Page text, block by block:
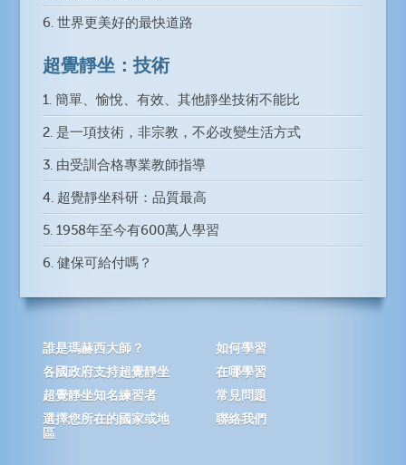
6. 世界更美好的最快道路
超覺靜坐：技術
1. 簡單、愉悅、有效、其他靜坐技術不能比
2. 是一項技術，非宗教，不必改變生活方式
3. 由受訓合格專業教師指導
4. 超覺靜坐科研：品質最高
5. 1958年至今有600萬人學習
6. 健保可給付嗎？
誰是瑪赫西大師？
各國政府支持超覺靜坐
超覺靜坐知名練習者
選擇您所在的國家或地
區
如何學習
在哪學習
常見問題
聯絡我們